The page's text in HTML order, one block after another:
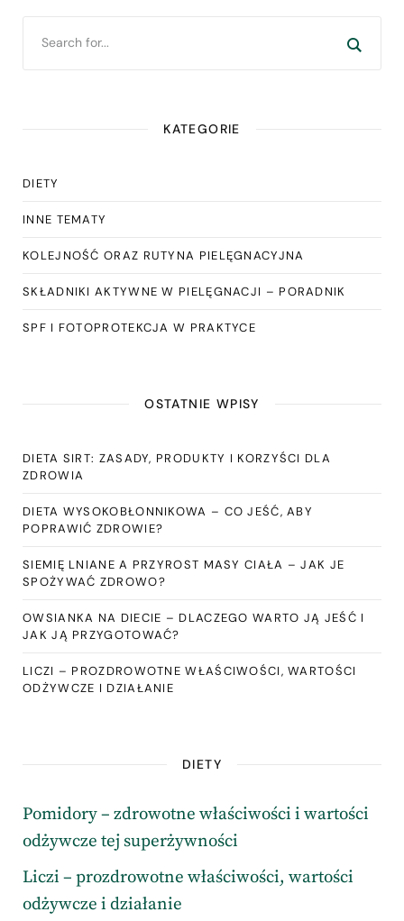
KATEGORIE
DIETY
INNE TEMATY
KOLEJNOŚĆ ORAZ RUTYNA PIELĘGNACYJNA
SKŁADNIKI AKTYWNE W PIELĘGNACJI – PORADNIK
SPF I FOTOPROTEKCJA W PRAKTYCE
OSTATNIE WPISY
DIETA SIRT: ZASADY, PRODUKTY I KORZYŚCI DLA
ZDROWIA
DIETA WYSOKOBŁONNIKOWA – CO JEŚĆ, ABY
POPRAWIĆ ZDROWIE?
SIEMIĘ LNIANE A PRZYROST MASY CIAŁA – JAK JE
SPOŻYWAĆ ZDROWO?
OWSIANKA NA DIECIE – DLACZEGO WARTO JĄ JEŚĆ I
JAK JĄ PRZYGOTOWAĆ?
LICZI – PROZDROWOTNE WŁAŚCIWOŚCI, WARTOŚCI
ODŻYWCZE I DZIAŁANIE
DIETY
Pomidory – zdrowotne właściwości i wartości
odżywcze tej superżywności
Liczi – prozdrowotne właściwości, wartości
odżywcze i działanie